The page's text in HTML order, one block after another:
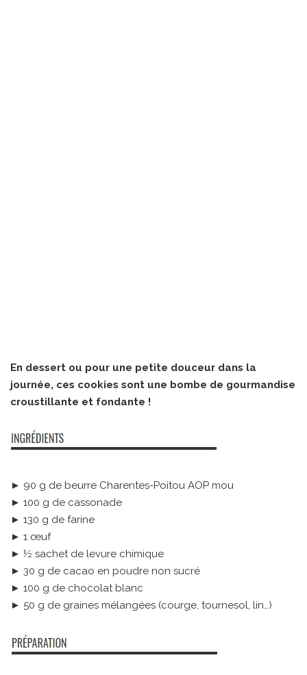
En dessert ou pour une petite douceur dans la
journée, ces cookies sont une bombe de gourmandise
croustillante et fondante !
► 90 g de beurre Charentes-Poitou AOP mou
► 100 g de cassonade
► 130 g de farine
► 1 œuf
► ½ sachet de levure chimique
► 30 g de cacao en poudre non sucré
► 100 g de chocolat blanc
► 50 g de graines mélangées (courge, tournesol, lin…)